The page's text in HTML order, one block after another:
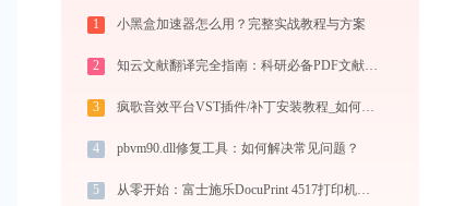
1 小黑盒加速器怎么用？完整实战教程与方案
2 知云文献翻译完全指南：科研必备PDF文献翻译与双语对照阅读效率工具（2026最新）
3 疯歌音效平台VST插件/补丁安装教程_如何加载插件效果包
4 pbvm90.dll修复工具：如何解决常见问题？
5 从零开始：富士施乐DocuPrint 4517打印机驱动的下载及安装流程